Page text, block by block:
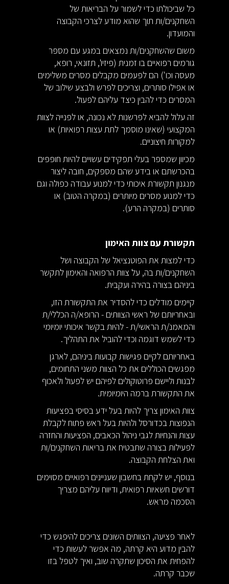
כל שביכולתו כדי לשמור על הבריאות של
השחקנים/ות תוך שהוא מודע לצרכי הקבוצה
והמועדון.
משום שהשחקנים/ות נמצאים במגע עם מספר
גורמים רפואיים בו זמנית (פיזיו', תזונאי, רופא,
מעסה וכו') הם לפעמים מקבלים מסרים משלימים
או אפילו סותרים, וצריכים לפרש ולבצע שילוב של
המסרים כדי להבין כיצד עליהם לפעול.
זה עלול להביא לפרשנות לא נכונה, או לפנייה לצוות
המקצועי (שאינו מוסמך לתת עצות רפואיות) או
למקורות חיצוניים.
מכיוון שמספר בעלי תפקידים עשויים להיות חופפים
בהכרשתם או בידע שהם מספקים, חובה ליצור
מנגנון תקשורת איכותי כדי למנוע עבודה כפולה וגם
כדי למנוע מסרים מיותרים (במקרה הטוב) או
סותרים (במקרה הרע).
תקשורת עם צוות האימון
כדי למצות את הפוטנציאל של הקבוצה ושל
השחקנים/ות בה, על צוות הרפואה והאימון לתקשר
ביניהם בצורה בהירה ועקבית.
קיימים מודלים כדי להסדיר את התקשורת הזו,
ובאחריותם של ראשי הצוותים - הרופא/ה הכללי/ת
והמאמנ/ת הראשי/ת - להיות בקשר איכותי יומיומי
כדי לשמש דוגמה וכדי להוביל את התהליך.
באחריותם לקיים פגישות קבועות ביניהם, לארגן
מפגשים הכוללים את כל הצוות משני התחומים,
לבנות וליישם פרוטוקולים לפיהם יש לפעול ולאכוף
את התקשורת ברמה היומיומית.
צוות האימון צריך להיות בעל ידע בסיסי בפציעות
הנפוצות בכדורסל ולהיות בעל ראש פתוח לקבלת
עצות והנחיות לגבי ניהול הכאבים, הפציעות והחזרה
לפעילות בצורה שתבטיח את בריאות השחקנים/ות
ואת הצלחת הקבוצה.
בנוסף, יש לקחת בחשבון שעניינים רפואיים מסוימים
דורשים חשאיות רפואית, ודיווח עליהם מצריך
הסכמה מראש.
לאחר פציעה, הצוותים השונים צריכים להיפגש כדי
להבין מדוע היא קרתה, מה אפשר לעשות כדי
להפחית את הסיכון שתקרה שוב, ואיך לטפל בזו
שכבר קרתה.